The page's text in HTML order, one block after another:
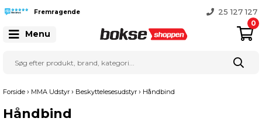
25 127 127
Fremragende
Menu
0
Forside › MMA Udstyr › Beskyttelesesudstyr › Håndbind
Håndbind